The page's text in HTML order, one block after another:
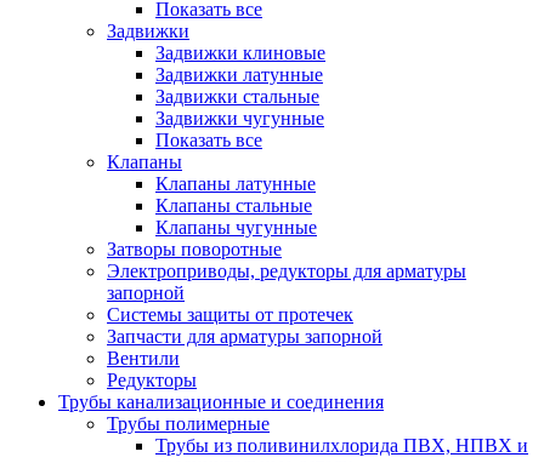
Показать все
Задвижки
Задвижки клиновые
Задвижки латунные
Задвижки стальные
Задвижки чугунные
Показать все
Клапаны
Клапаны латунные
Клапаны стальные
Клапаны чугунные
Затворы поворотные
Электроприводы, редукторы для арматуры
запорной
Системы защиты от протечек
Запчасти для арматуры запорной
Вентили
Редукторы
Трубы канализационные и соединения
Трубы полимерные
Трубы из поливинилхлорида ПВХ, НПВХ и